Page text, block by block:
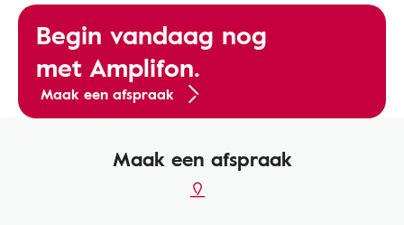
Begin vandaag nog
met Amplifon.
Maak een afspraak
Maak een afspraak